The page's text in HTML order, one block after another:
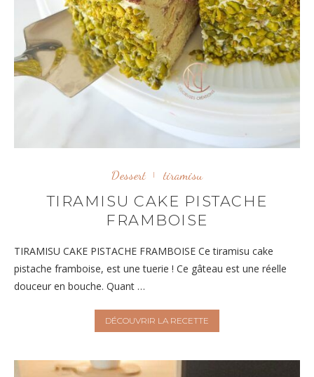
Dessert tiramisu
TIRAMISU CAKE PISTACHE
FRAMBOISE
TIRAMISU CAKE PISTACHE FRAMBOISE Ce tiramisu cake
pistache framboise, est une tuerie ! Ce gâteau est une réelle
douceur en bouche. Quant …
DÉCOUVRIR LA RECETTE